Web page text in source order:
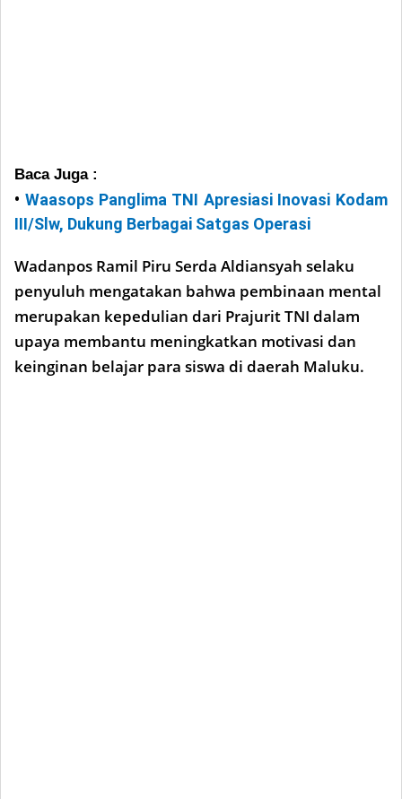
Baca Juga :
• Waasops Panglima TNI Apresiasi Inovasi Kodam
III/Slw, Dukung Berbagai Satgas Operasi
Wadanpos Ramil Piru Serda Aldiansyah selaku
penyuluh mengatakan bahwa pembinaan mental
merupakan kepedulian dari Prajurit TNI dalam
upaya membantu meningkatkan motivasi dan
keinginan belajar para siswa di daerah Maluku.